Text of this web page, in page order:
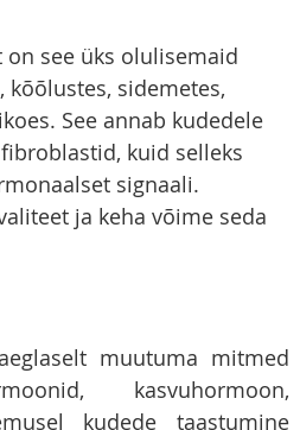
see üks olulisemaid
kõõlustes, sidemetes,
See annab kudedele
kuid selleks
signaali.
ja keha võime seda
muutuma mitmed
kasvuhormoon,
kudede taastumine